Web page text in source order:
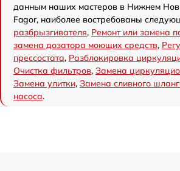
данным наших мастеров в Нижнем
Fagor, наиболее востребованы
разбрызгивателя, Ремонт или замена
замена дозатора моющих средств,
прессостата, Разблокировка
Очистка фильтров, Замена
Замена улитки, Замена сливного
насоса.